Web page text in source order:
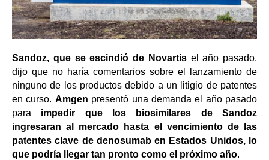
Sandoz, que seescindió de Novartisel año pasado,
dijo que no haría comentarios sobre el lanzamiento de
ninguno de los productos debido a un litigio de patentes
en curso. Amgen presentó una demanda el año pasado
para impedir que los biosimilares de Sandoz
ingresaran al mercado hasta el vencimiento de las
patentes clave de denosumab en Estados Unidos, lo
que podría llegar tan pronto como el próximo año.